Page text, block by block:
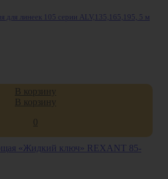
для линеек 105 серии ALV,135,165,195, 5 м
В корзину
В корзину
0